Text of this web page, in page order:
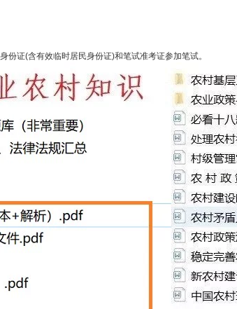
份证(含有效临时居民身份证)和笔试准考证参加笔试。